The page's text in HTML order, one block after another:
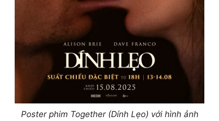
Poster phim Together (Dính Lẹo) với hình ảnh